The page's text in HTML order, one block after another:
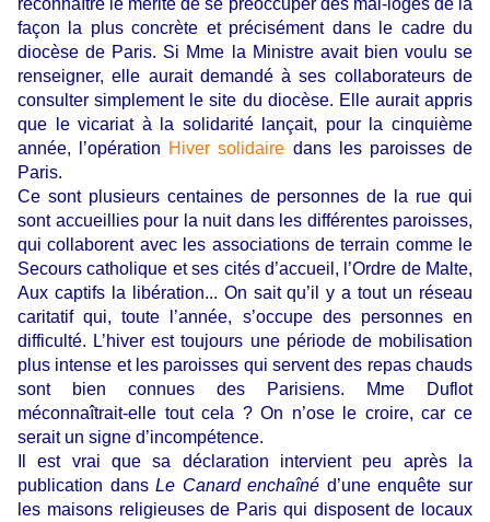
façon la plus concrète et précisément dans le cadre du
diocèse de Paris. Si Mme la Ministre avait bien voulu se
renseigner, elle aurait demandé à ses collaborateurs de
consulter simplement le site du diocèse. Elle aurait appris
que le vicariat à la solidarité lançait, pour la cinquième
année, l’opération Hiver solidaire dans les paroisses de
Paris.
Ce sont plusieurs centaines de personnes de la rue qui
sont accueillies pour la nuit dans les différentes paroisses,
qui collaborent avec les associations de terrain comme le
Secours catholique et ses cités d’accueil, l’Ordre de Malte,
Aux captifs la libération... On sait qu’il y a tout un réseau
caritatif qui, toute l’année, s’occupe des personnes en
difficulté. L’hiver est toujours une période de mobilisation
plus intense et les paroisses qui servent des repas chauds
sont bien connues des Parisiens. Mme Duflot
méconnaîtrait-elle tout cela ? On n’ose le croire, car ce
serait un signe d’incompétence.
Il est vrai que sa déclaration intervient peu après la
publication dansLe Canard enchaîné d’une enquête sur
les maisons religieuses de Paris qui disposent de locaux